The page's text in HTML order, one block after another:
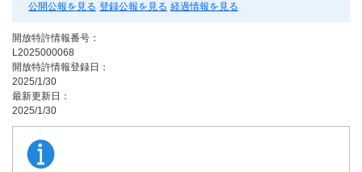
公開公報を見る 登録公報を見る 経過情報を見る
開放特許情報番号：
L2025000068
開放特許情報登録日：
2025/1/30
最新更新日：
2025/1/30